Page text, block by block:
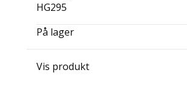
HG295
På lager
Vis produkt